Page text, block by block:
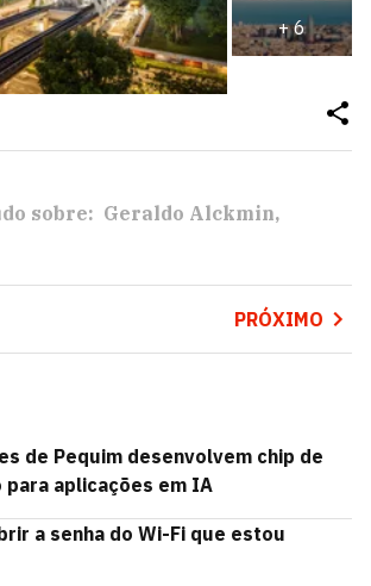
+6
sobre: Geraldo Alckmin
PRÓXIMO
de Pequim desenvolvem chip de
aplicações em IA
a senha do Wi-Fi que estou